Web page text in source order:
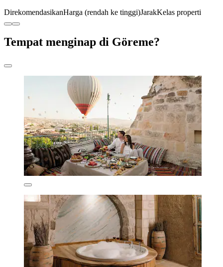
DirekomendasikanHarga (rendah ke tinggi)JarakKelas properti
Tempat menginap di Göreme?